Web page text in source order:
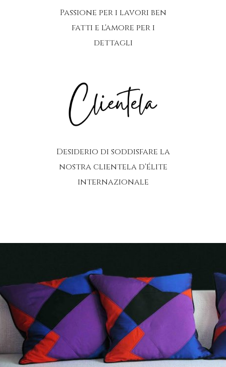
Passione per i lavori ben
fatti e l'amore per i
dettagli
Desiderio di soddisfare la
nostra clientela d'élite
internazionale
>